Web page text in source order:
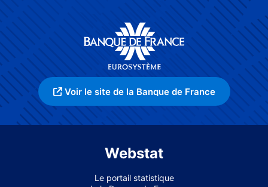
Voir le site de la Banque de France
Webstat
Le portail statistique